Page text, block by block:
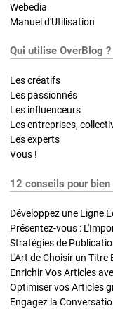
Webedia
Manuel d'Utilisation
Qui utilise OverBlog ?
Les créatifs
Les passionnés
Les influenceurs
Les entreprises,
Les experts
Vous !
12 conseils pour
Développez une Ligne
Présentez-vous :
L'Art de Choisir un Titre
Optimiser vos Articles
Engagez la